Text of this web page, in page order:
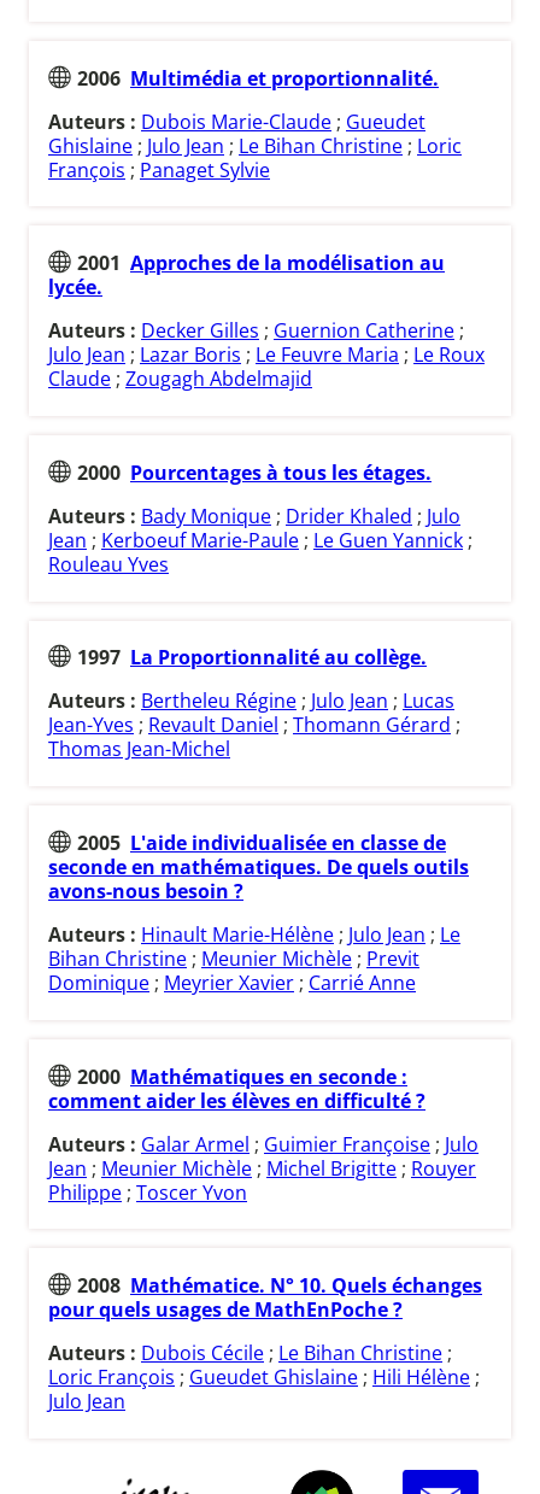
2006 Multimédia et proportionnalité.
Auteurs : Dubois Marie-Claude ; Gueudet
Ghislaine ; Julo Jean ; Le Bihan Christine ; Loric
François ; Panaget Sylvie
2001 Approches de la modélisation au
lycée.
Auteurs : Decker Gilles ; Guernion Catherine ;
Julo Jean ; Lazar Boris ; Le Feuvre Maria ; Le Roux
Claude ; Zougagh Abdelmajid
2000 Pourcentages à tous les étages.
Auteurs : Bady Monique ; Drider Khaled ; Julo
Jean ; Kerboeuf Marie-Paule ; Le Guen Yannick ;
Rouleau Yves
1997 La Proportionnalité au collège.
Auteurs : Bertheleu Régine ; Julo Jean ; Lucas
Jean-Yves ; Revault Daniel ; Thomann Gérard ;
Thomas Jean-Michel
2005 L'aide individualisée en classe de
seconde en mathématiques. De quels outils
avons-nous besoin ?
Auteurs : Hinault Marie-Hélène ; Julo Jean ; Le
Bihan Christine ; Meunier Michèle ; Previt
Dominique ; Meyrier Xavier ; Carrié Anne
2000 Mathématiques en seconde :
comment aider les élèves en difficulté ?
Auteurs : Galar Armel ; Guimier Françoise ; Julo
Jean ; Meunier Michèle ; Michel Brigitte ; Rouyer
Philippe ; Toscer Yvon
2008 Mathématice. N° 10. Quels échanges
pour quels usages de MathEnPoche ?
Auteurs : Dubois Cécile ; Le Bihan Christine ;
Loric François ; Gueudet Ghislaine ; Hili Hélène ;
Julo Jean